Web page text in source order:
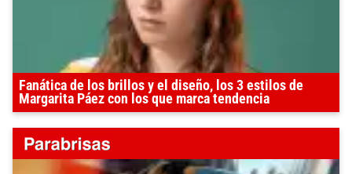
Fanática de los brillos y el diseño, los 3 estilos de
Margarita Páez con los que marca tendencia